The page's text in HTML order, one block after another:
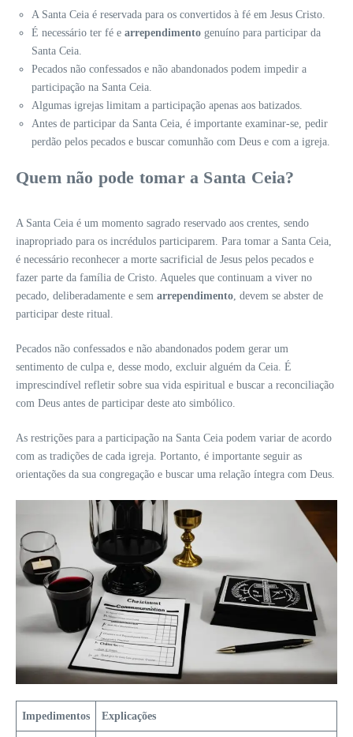
A Santa Ceia é reservada para os convertidos à fé em Jesus Cristo.
É necessário ter fé e arrependimento genuíno para participar da
Santa Ceia.
Pecados não confessados e não abandonados podem impedir a
participação na Santa Ceia.
Algumas igrejas limitam a participação apenas aos batizados.
Antes de participar da Santa Ceia, é importante examinar-se, pedir
perdão pelos pecados e buscar comunhão com Deus e com a igreja.
Quem não pode tomar a Santa Ceia?
A Santa Ceia é um momento sagrado reservado aos crentes, sendo
inapropriado para os incrédulos participarem. Para tomar a Santa Ceia,
é necessário reconhecer a morte sacrificial de Jesus pelos pecados e
fazer parte da família de Cristo. Aqueles que continuam a viver no
pecado, deliberadamente e sem arrependimento, devem se abster de
participar deste ritual.
Pecados não confessados e não abandonados podem gerar um
sentimento de culpa e, desse modo, excluir alguém da Ceia. É
imprescindível refletir sobre sua vida espiritual e buscar a reconciliação
com Deus antes de participar deste ato simbólico.
As restrições para a participação na Santa Ceia podem variar de acordo
com as tradições de cada igreja. Portanto, é importante seguir as
orientações da sua congregação e buscar uma relação íntegra com Deus.
Impedimentos Explicações